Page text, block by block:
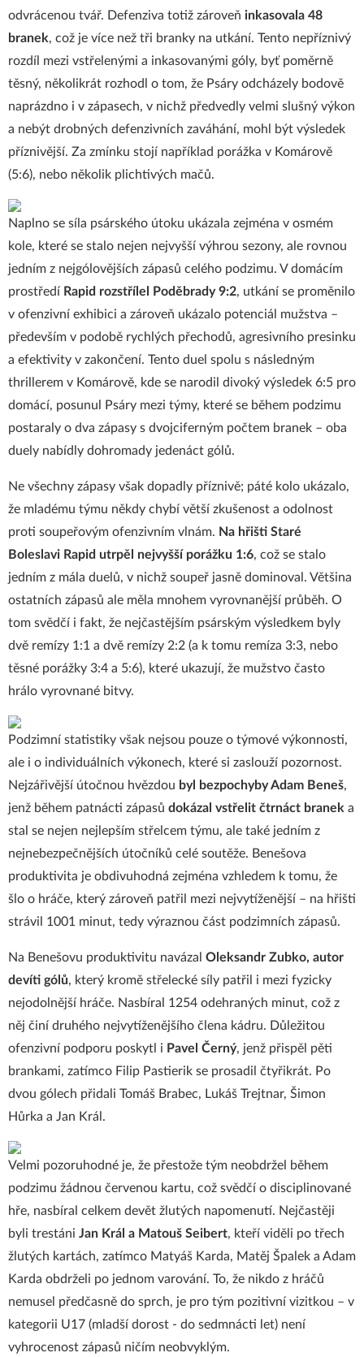
odvrácenou tvář. Defenziva totiž zároveň inkasovala 48
branek, což je více než tři branky na utkání. Tento nepříznivý
rozdíl mezi vstřelenými a inkasovanými góly, byť poměrně
těsný, několikrát rozhodl o tom, že Psáry odcházely bodově
naprázdno i v zápasech, v nichž předvedly velmi slušný výkon
a nebýt drobných defenzivních zaváhání, mohl být výsledek
příznivější. Za zmínku stojí například porážka v Komárově
(5:6), nebo několik plichtivých mačů.
Naplno se síla psárského útoku ukázala zejména v osmém
kole, které se stalo nejen nejvyšší výhrou sezony, ale rovnou
jedním z nejgólovějších zápasů celého podzimu. V domácím
prostředí Rapid rozstřílel Poděbrady 9:2, utkání se proměnilo
v ofenzivní exhibici a zároveň ukázalo potenciál mužstva –
především v podobě rychlých přechodů, agresivního presinku
a efektivity v zakončení. Tento duel spolu s následným
thrillerem v Komárově, kde se narodil divoký výsledek 6:5 pro
domácí, posunul Psáry mezi týmy, které se během podzimu
postaraly o dva zápasy s dvojciferným počtem branek – oba
duely nabídly dohromady jedenáct gólů.
Ne všechny zápasy však dopadly příznivě; páté kolo ukázalo,
že mladému týmu někdy chybí větší zkušenost a odolnost
proti soupeřovým ofenzivním vlnám. Na hřišti Staré
Boleslavi Rapid utrpěl nejvyšší porážku 1:6, což se stalo
jedním z mála duelů, v nichž soupeř jasně dominoval. Většina
ostatních zápasů ale měla mnohem vyrovnanější průběh. O
tom svědčí i fakt, že nejčastějším psárským výsledkem byly
dvě remízy 1:1 a dvě remízy 2:2 (a k tomu remíza 3:3, nebo
těsné porážky 3:4 a 5:6), které ukazují, že mužstvo často
hrálo vyrovnané bitvy.
Podzimní statistiky však nejsou pouze o týmové výkonnosti,
ale i o individuálních výkonech, které si zaslouží pozornost.
Nejzářivější útočnou hvězdou byl bezpochyby Adam Beneš,
jenž během patnácti zápasů dokázal vstřelit čtrnáct branek a
stal se nejen nejlepším střelcem týmu, ale také jedním z
nejnebezpečnějších útočníků celé soutěže. Benešova
produktivita je obdivuhodná zejména vzhledem k tomu, že
šlo o hráče, který zároveň patřil mezi nejvytíženější – na hřišti
strávil 1001 minut, tedy výraznou část podzimních zápasů.
Na Benešovu produktivitu navázal Oleksandr Zubko, autor
devíti gólů, který kromě střelecké síly patřil i mezi fyzicky
nejodolnější hráče. Nasbíral 1254 odehraných minut, což z
něj činí druhého nejvytíženějšího člena kádru. Důležitou
ofenzivní podporu poskytl i Pavel Černý, jenž přispěl pěti
brankami, zatímco Filip Pastierik se prosadil čtyřikrát. Po
dvou gólech přidali Tomáš Brabec, Lukáš Trejtnar, Šimon
Hůrka a Jan Král.
Velmi pozoruhodné je, že přestože tým neobdržel během
podzimu žádnou červenou kartu, což svědčí o disciplinované
hře, nasbíral celkem devět žlutých napomenutí. Nejčastěji
byli trestáni Jan Král a Matouš Seibert, kteří viděli po třech
žlutých kartách, zatímco Matyáš Karda, Matěj Špalek a Adam
Karda obdrželi po jednom varování. To, že nikdo z hráčů
nemusel předčasně do sprch, je pro tým pozitivní vizitkou – v
kategorii U17 (mladší dorost - do sedmnácti let) není
vyhrocenost zápasů ničím neobvyklým.